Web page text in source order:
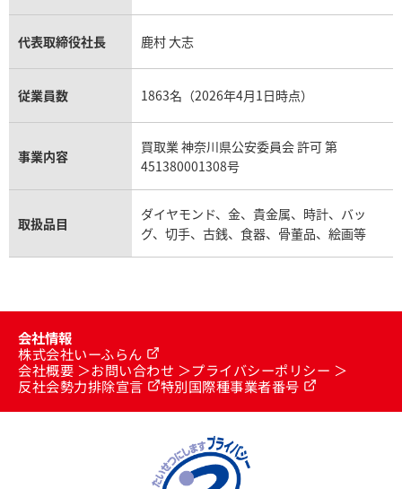
代表取締役社長 鹿村 大志
従業員数 1863名（2026年4月1日時点）
事業内容
買取業 神奈川県公安委員会 許可 第
451380001308号
取扱品目
ダイヤモンド、金、貴金属、時計、バッ
グ、切手、古銭、食器、骨董品、絵画等
会社情報
株式会社いーふらん
会社概要
お問い合わせ
プライバシーポリシー
反社会勢力排除宣言
特別国際種事業者番号